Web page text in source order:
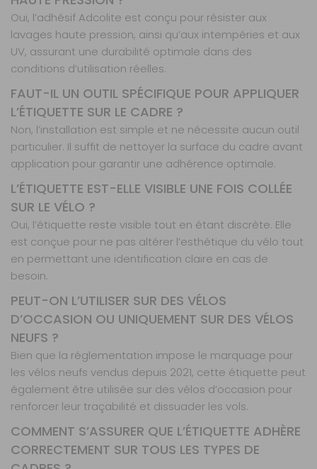
Oui, l’adhésif Adcolite est conçu pour résister aux
lavages haute pression, ainsi qu’aux intempéries et aux
UV, assurant une durabilité optimale dans des
conditions d’utilisation réelles.
FAUT-IL UN OUTIL SPÉCIFIQUE POUR APPLIQUER
L’ÉTIQUETTE SUR LE CADRE ?
Non, l’installation est simple et ne nécessite aucun outil
particulier. Il suffit de nettoyer la surface du cadre avant
application pour garantir une adhérence optimale.
L’ÉTIQUETTE EST-ELLE VISIBLE UNE FOIS COLLÉE
SUR LE VÉLO ?
Oui, l’étiquette reste visible tout en étant discrète. Elle
est conçue pour ne pas altérer l’esthétique du vélo tout
en permettant une identification claire en cas de
besoin.
PEUT-ON L’UTILISER SUR DES VÉLOS
D’OCCASION OU UNIQUEMENT SUR DES VÉLOS
NEUFS ?
Bien que la réglementation impose le marquage pour
les vélos neufs vendus depuis 2021, cette étiquette peut
également être utilisée sur des vélos d’occasion pour
renforcer leur traçabilité et dissuader les vols.
COMMENT S’ASSURER QUE L’ÉTIQUETTE ADHÈRE
CORRECTEMENT SUR TOUS LES TYPES DE